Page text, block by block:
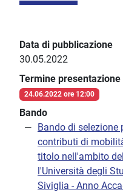
Data di pubblicazione
30.05.2022
Termine
24.06.2022 ore 12:00
Bando
Bando di selezione
contributi di
titolo nell'ambito
l'Università degli
Siviglia - Anno